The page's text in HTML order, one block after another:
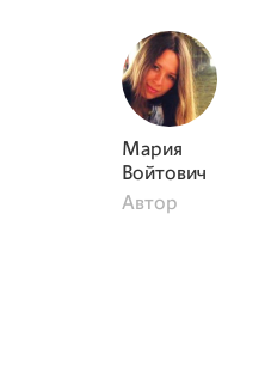
Мария
Войтович
Автор